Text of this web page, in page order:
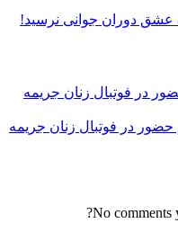
عشق دوران جوانی نرسید!
در فوتبال زنان جریمه
No comments